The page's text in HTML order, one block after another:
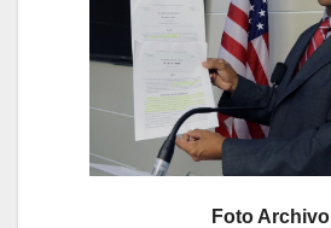
Foto Archivo